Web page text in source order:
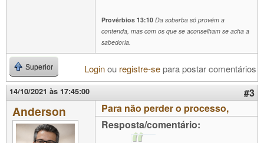
Provérbios 13:10 Da soberba só provém a
contenda, mas com os que se aconselham se acha a
sabedoria.
Superior Loginou registre-separa postar comentários
14/10/2021 às 17:45:00 #3
Anderson
Para não perder o processo,
Resposta/comentário: